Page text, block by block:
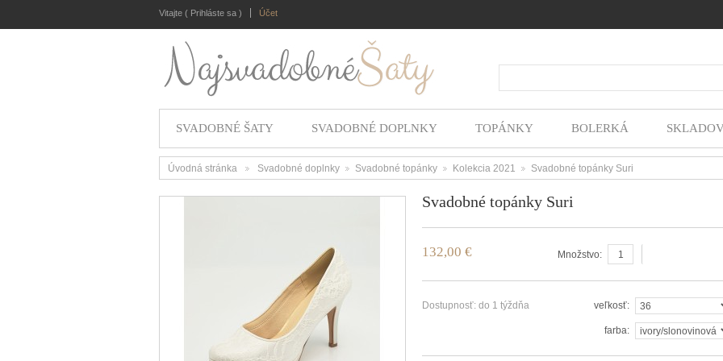
Vitajte ( Prihláste sa ) Účet
SVADOBNÉ ŠATY SVADOBNÉ DOPLNKY TOPÁNKY BOLERKÁ
Úvodná stránka
>
Svadobné doplnky
>
Svadobné topánky
>
Kolekcia 2021
>
Svadobné topánky Suri
Svadobné topánky Suri
132,00 € Množstvo:
Dostupnosť: do 1 týždňa veľkosť:
farba: